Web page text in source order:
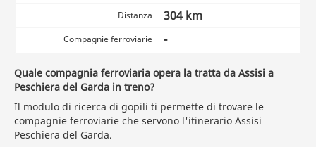
Distanza 304 km
Compagnie ferroviarie -
Quale compagnia ferroviaria opera la tratta da Assisi a
Peschiera del Garda in treno?
Il modulo di ricerca di gopili ti permette di trovare le
compagnie ferroviarie che servono l'itinerario Assisi
Peschiera del Garda.